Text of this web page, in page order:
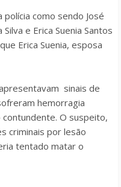
como sendo José
e Erica Suenia Santos
Erica Suenia, esposa
sinais de
hemorragia
O suspeito,
criminais por lesão
tentado matar o